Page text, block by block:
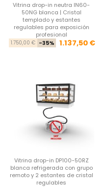
Vitrina drop-in neutra IN60-
50NG blanca | Cristal
templado y estantes
regulables para exposición
profesional
1.750,00 € -35% Precio
1.137,50 €
Vitrina drop-in DP100-50RZ
blanca refrigerada con grupo
remoto y 2 estantes de cristal
regulables